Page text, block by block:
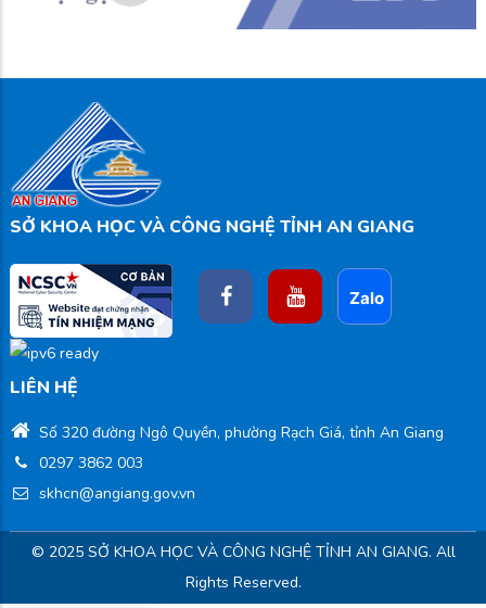
SỞ KHOA HỌC VÀ CÔNG NGHỆ TỈNH AN GIANG
LIÊN HỆ
Số 320 đường Ngô Quyền, phường Rạch Giá, tỉnh An Giang
0297 3862 003
skhcn@angiang.gov.vn
© 2025 SỞ KHOA HỌC VÀ CÔNG NGHỆ TỈNH AN GIANG. All
Rights Reserved.